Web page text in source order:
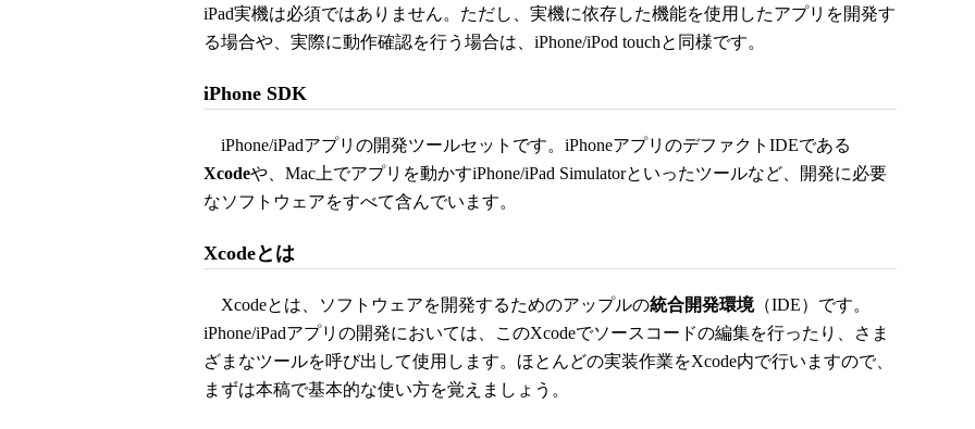
iPad実機は必須ではありません。ただし、実機に依存した機能を使用したアプリを開発す
る場合や、実際に動作確認を行う場合は、iPhone/iPod touchと同様です。
iPhone SDK
iPhone/iPadアプリの開発ツールセットです。iPhoneアプリのデファクトIDEである
Xcodeや、Mac上でアプリを動かすiPhone/iPad Simulatorといったツールなど、開発に必要
なソフトウェアをすべて含んでいます。
Xcodeとは
Xcodeとは、ソフトウェアを開発するためのアップルの統合開発環境（IDE）です。
iPhone/iPadアプリの開発においては、このXcodeでソースコードの編集を行ったり、さま
ざまなツールを呼び出して使用します。ほとんどの実装作業をXcode内で行いますので、
まずは本稿で基本的な使い方を覚えましょう。